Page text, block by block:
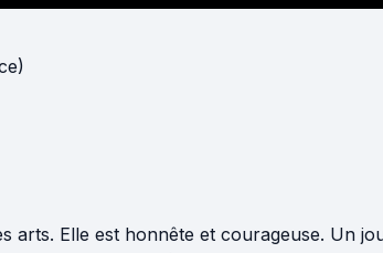
arts. Elle est honnête et courageuse. Un